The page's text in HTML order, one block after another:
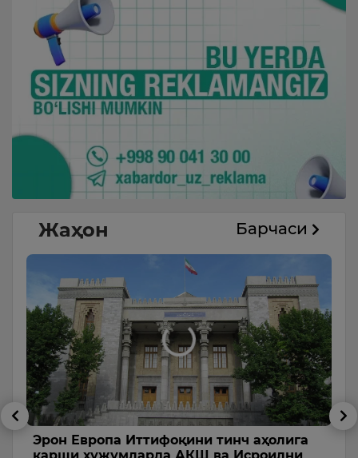
Жаҳон Барчаси
Эрон Европа Иттифоқини тинч аҳолига
қарши ҳужумларда АҚШ ва Исроилни